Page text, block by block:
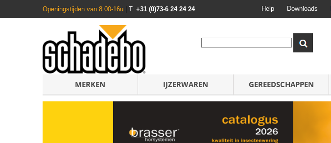
Openingstijden van 8.00-16u T: +31 (0)73-6 24 24 24 Help Downloads
MERKEN IJZERWAREN GEREEDSCHAPPEN